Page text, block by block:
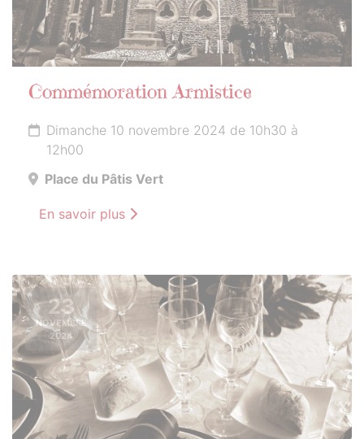
Commémoration Armistice
Dimanche 10 novembre 2024 de 10h30 à
12h00
Place du Pâtis Vert
En savoir plus
23
NOVEMBRE
2024